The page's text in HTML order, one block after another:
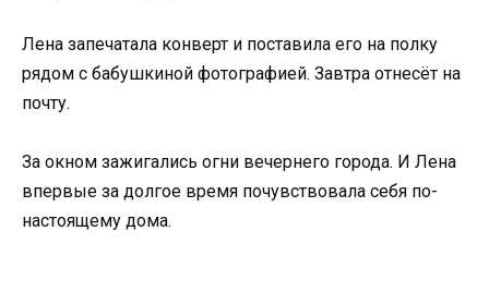
Лена запечатала конверт и поставила его на полку
рядом с бабушкиной фотографией. Завтра отнесёт на
почту.
За окном зажигались огни вечернего города. И Лена
впервые за долгое время почувствовала себя по-
настоящему дома.